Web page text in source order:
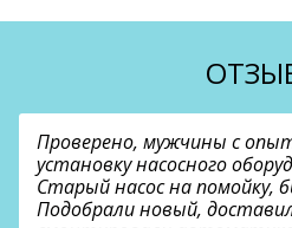
Проверено, мужчины с
установку насосного
Старый насос на помойку,
Подобрали новый,